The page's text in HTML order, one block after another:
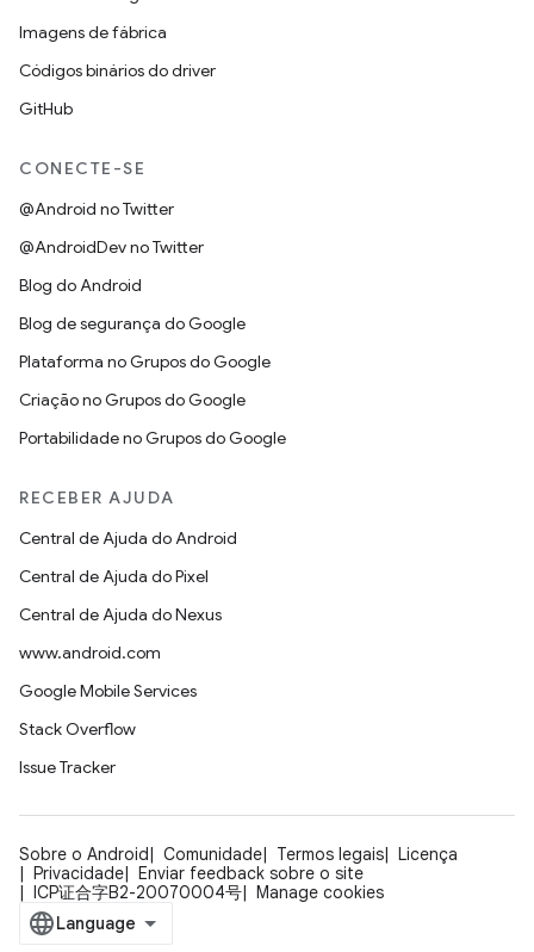
Imagens de fábrica
Códigos binários do driver
GitHub
CONECTE-SE
@Android no Twitter
@AndroidDev no Twitter
Blog do Android
Blog de segurança do Google
Plataforma no Grupos do Google
Criação no Grupos do Google
Portabilidade no Grupos do Google
RECEBER AJUDA
Central de Ajuda do Android
Central de Ajuda do Pixel
Central de Ajuda do Nexus
www.android.com
Google Mobile Services
Stack Overflow
Issue Tracker
Sobre o Android Comunidade Termos legais
Licença
Privacidade
Enviar feedback sobre o site
ICP证合字B2-20070004号
Manage cookies